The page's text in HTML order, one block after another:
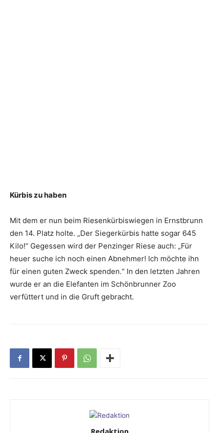
Kürbis zu haben
Mit dem er nun beim Riesen­kürbis­­wiegen in Ernstbrunn
den 14. Platz holte. „Der ­Siegerkürbis hatte sogar 645
Kilo!“ Gegessen wird der Penzinger Riese auch: „Für
heuer suche ich noch einen Abnehmer! Ich möchte ihn
für einen guten Zweck spenden.“ In den letzten Jahren
wurde er an die Elefanten im Schönbrunner Zoo
verfüttert und in die Gruft gebracht.